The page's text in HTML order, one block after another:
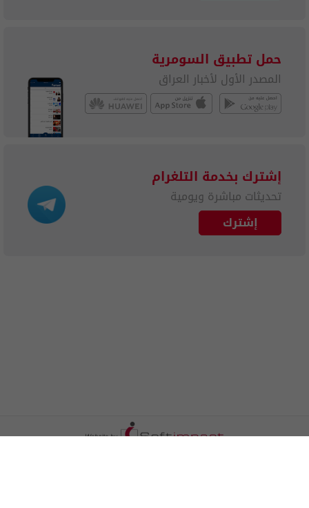
حمل تطبيق السومرية
المصدر الأول لأخبار العراق
إشترك بخدمة التلغرام
تحديثات مباشرة ويومية
إشترك